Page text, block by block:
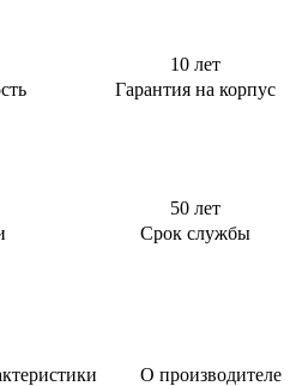
центра
0,6 м3/сут
0,8 м3/сут
2 м3/сут
10 лет
Гарантия на корпус
50 лет
Срок службы
О производителе